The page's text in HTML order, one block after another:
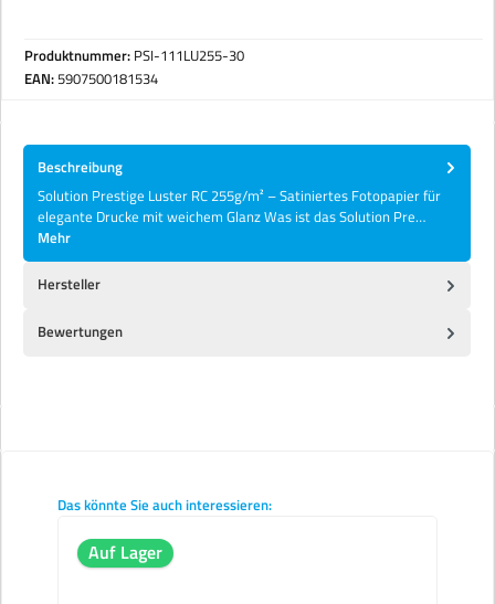
Produktnummer: PSI-111LU255-30
EAN:5907500181534
Beschreibung
Solution Prestige Luster RC 255g/m² – Satiniertes Fotopapier für
elegante Drucke mit weichem Glanz Was ist das Solution Pre…
Mehr
Hersteller
Bewertungen
Produktgalerie überspringen
Das könnte Sie auch interessieren:
Auf Lager